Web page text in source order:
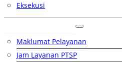
Eksekusi
Maklumat Pelayanan
Jam Layanan PTSP